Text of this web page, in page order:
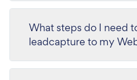
What steps do I need
leadcapture to my